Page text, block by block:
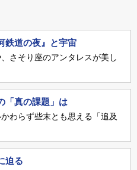
鉄道の夜』と宇宙
さそり座のアンタレスが美し
「真の課題」は
わらず些末とも思える「追及
迫る